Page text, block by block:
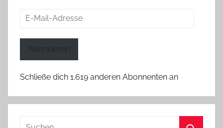
E-
Abonnieren
Schließe dich 1.619 anderen Abonnenten an
Suchen